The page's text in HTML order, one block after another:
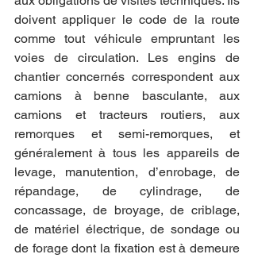
doivent appliquer le code de la route
comme tout véhicule empruntant les
voies de circulation. Les engins de
chantier concernés correspondent aux
camions à benne basculante, aux
camions et tracteurs routiers, aux
remorques et semi-remorques, et
généralement à tous les appareils de
levage, manutention, d’enrobage, de
répandage, de cylindrage, de
concassage, de broyage, de criblage,
de matériel électrique, de sondage ou
de forage dont la fixation est à demeure